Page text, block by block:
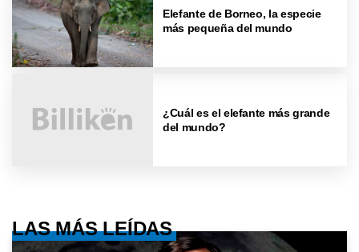
Elefante de Borneo, la especie
más pequeña del mundo
¿Cuál es el elefante más grande
del mundo?
LAS MÁS LEÍDAS